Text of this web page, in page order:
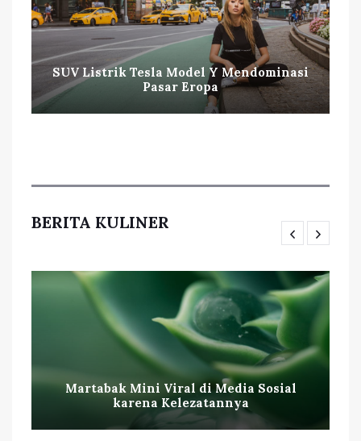
SUV Listrik Tesla Model Y Mendominasi
Pasar Eropa
BERITA KULINER
Martabak Mini Viral di Media Sosial
karena Kelezatannya